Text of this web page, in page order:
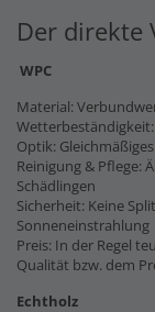
Der direkte
WPC
Material:
Optik:
Reinigung & Pflege:
Schädlingen
Sicherheit: Keine
Sonneneinstrahlung
Preis: In der Regel
Qualität bzw. dem
Echtholz